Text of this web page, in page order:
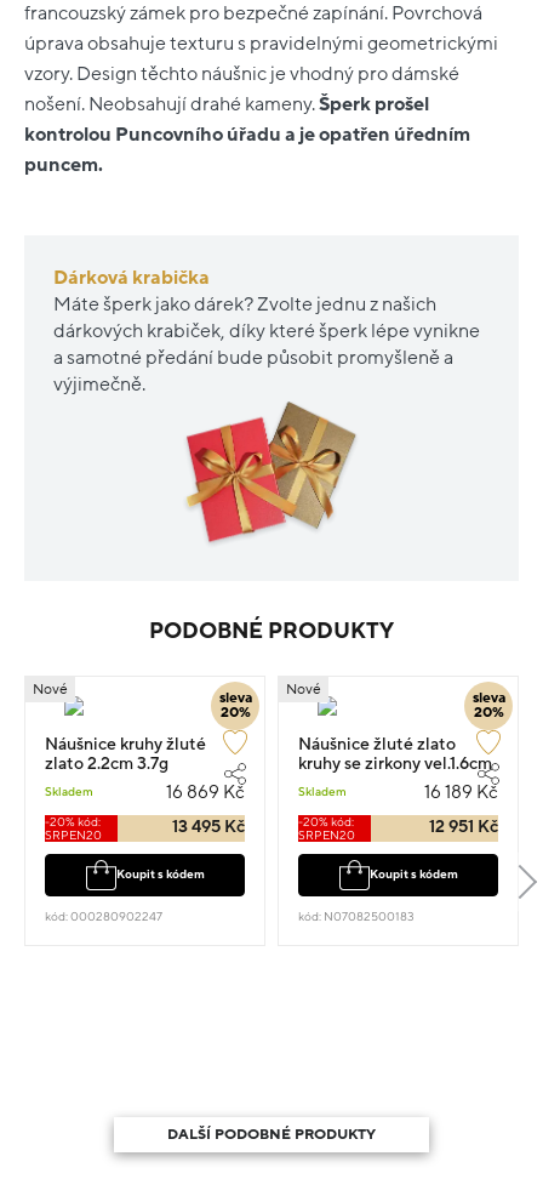
francouzský zámek pro bezpečné zapínání. Povrchová
úprava obsahuje texturu s pravidelnými geometrickými
vzory. Design těchto náušnic je vhodný pro dámské
nošení. Neobsahují drahé kameny.Šperk prošel
kontrolou Puncovního úřadu a je opatřen úředním
puncem.
Dárková krabička
Máte šperk jako dárek? Zvolte jednu z našich
dárkových krabiček, díky které šperk lépe vynikne
a samotné předání bude působit promyšleně a
výjimečně.
PODOBNÉ PRODUKTY
sleva
20%
Nové
Náušnice kruhy žluté
zlato 2.2cm 3.7g
Skladem 16 869 Kč
-20% kód:
SRPEN20
13 495 Kč
Koupit s kódem
kód: 000280902247
sleva
20%
Nové
Náušnice žluté zlato
kruhy se zirkony vel.1.6cm
Skladem 16 189 Kč
-20% kód:
SRPEN20
12 951 Kč
Koupit s kódem
kód: N07082500183
DALŠÍ PODOBNÉ PRODUKTY